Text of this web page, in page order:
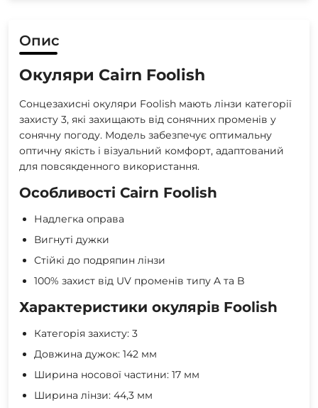
Опис
Окуляри Cairn Foolish
Сонцезахисні окуляри Foolish мають лінзи категорії
захисту 3, які захищають від сонячних променів у
сонячну погоду. Модель забезпечує оптимальну
оптичну якість і візуальний комфорт, адаптований
для повсякденного використання.
Особливості Cairn Foolish
Надлегка оправа
Вигнуті дужки
Стійкі до подряпин лінзи
100% захист від UV променів типу A та B
Характеристики окулярів Foolish
Категорія захисту: 3
Довжина дужок: 142 мм
Ширина носової частини: 17 мм
Ширина лінзи: 44,3 мм